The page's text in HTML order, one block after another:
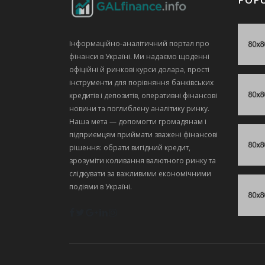
Інформаційно‑аналітичний портал про
фінанси в Україні. Ми надаємо щоденні
офіційні й ринкові курси долара, прості
інструменти для порівняння банківських
кредитів і депозитів, оперативні фінансові
новини та поглиблену аналітику ринку.
Наша мета — допомогти громадянам і
підприємцям приймати зважені фінансові
рішення: обрати вигідний кредит,
зрозуміти коливання валютного ринку та
слідкувати за важливими економічними
подіями в Україні.